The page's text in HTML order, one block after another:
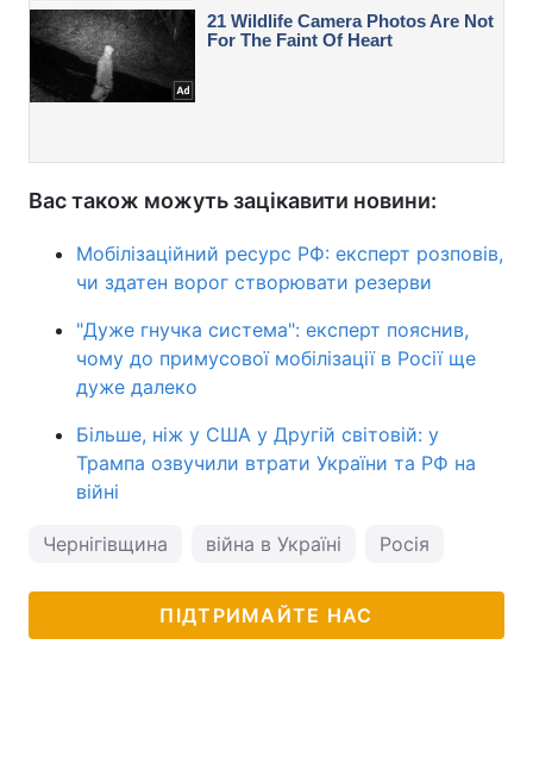
Вас також можуть зацікавити новини:
Мобілізаційний ресурс РФ: експерт розповів,
чи здатен ворог створювати резерви
"Дуже гнучка система": експерт пояснив,
чому до примусової мобілізації в Росії ще
дуже далеко
Більше, ніж у США у Другій світовій: у
Трампа озвучили втрати України та РФ на
війні
Чернігівщина війна в Україні Росія
ПІДТРИМАЙТЕ НАС